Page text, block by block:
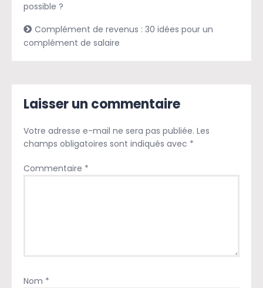
possible ?
Complément de revenus : 30 idées pour un
complément de salaire
Laisser un commentaire
Votre adresse e-mail ne sera pas publiée. Les
champs obligatoires sont indiqués avec *
Commentaire *
Nom *